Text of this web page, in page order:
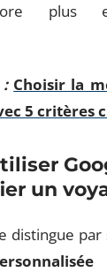
plus
Choisir la
5 critères
un
distingue